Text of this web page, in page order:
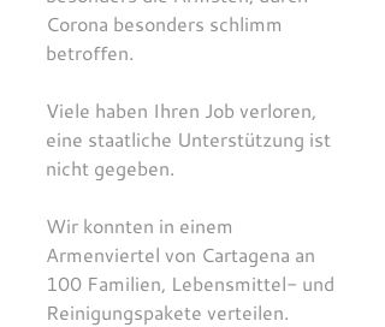
Corona besonders schlimm
betroffen.
Viele haben Ihren Job verloren,
eine staatliche Unterstützung ist
nicht gegeben.
Wir konnten in einem
Armenviertel von Cartagena an
100 Familien, Lebensmittel- und
Reinigungspakete verteilen.